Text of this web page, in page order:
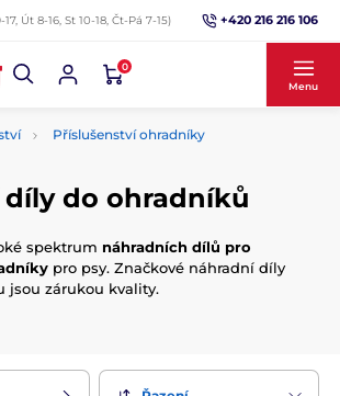
17, Út 8-16, St 10-18, Čt-Pá 7-15) +420 216 216 106
0
Menu
Příslušenství ohradníky
díly do ohradníků
spektrum náhradních dílů pro
pro psy. Značkové náhradní díly
jsou zárukou kvality.